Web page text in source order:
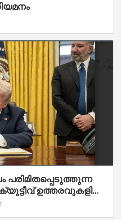
പരിമിതപ്പെടുത്തുന്ന
ഉത്തരവുകളിൽ